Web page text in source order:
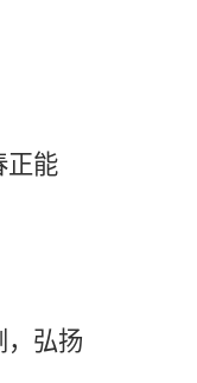
正能
，弘扬